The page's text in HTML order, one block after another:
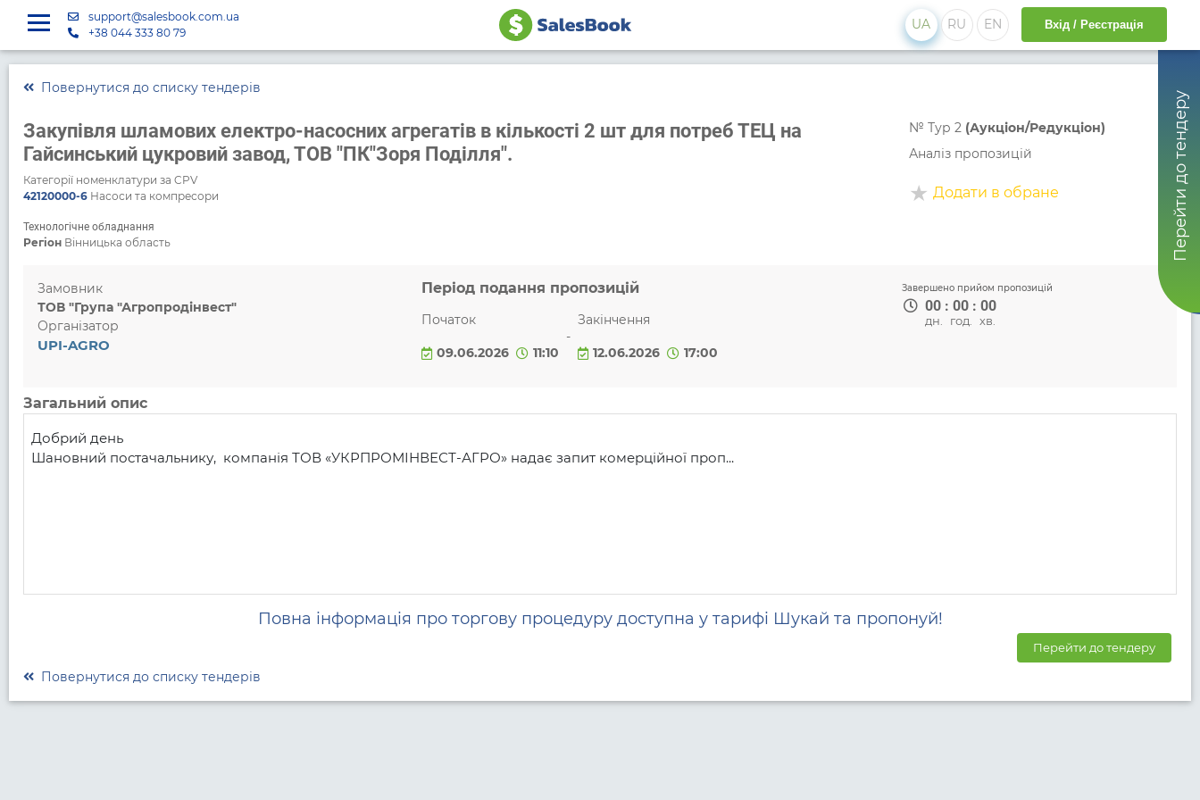
support@salesbook.com.ua
+38 044 333 80 79
UA RU EN Вхід / Реєстрація
Перейти до тендеру
Повернутися до списку тендерів
Закупівля шламових електро-насосних агрегатів в кількості 2 шт для потреб ТЕЦ на
Гайсинський цукровий завод, ТОВ "ПК"Зоря Поділля".
Категорії номенклатури за CPV
42120000-6 Насоси та компресори
Технологічне обладнання
Регіон Вінницька область
№ Тур 2 (Аукціон/Редукціон)
Аналіз пропозицій
Додати в обране
Замовник
ТОВ "Група "Агропродінвест"
Організатор
UPI-AGRO
Період подання пропозицій
Початок
09.06.2026 11:10
-
Закінчення
12.06.2026 17:00
Завершено прийом пропозицій
00 : 00 : 00
дн. год. хв.
Загальний опис
Добрий день
Шановний постачальнику,  компанія ТОВ «УКРПРОМІНВЕСТ-АГРО» надає запит комерційної проп...
Повна інформація про торгову процедуру доступна у тарифі Шукай та пропонуй!
Перейти до тендеру
Повернутися до списку тендерів